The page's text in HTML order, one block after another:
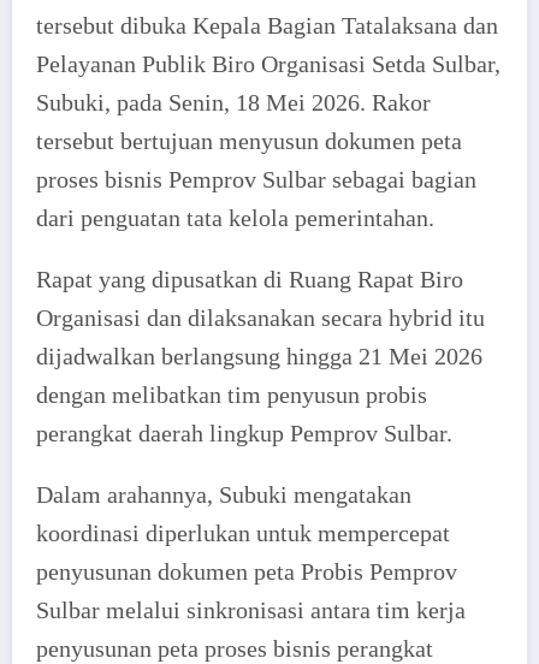
tersebut dibuka Kepala Bagian Tatalaksana dan
Pelayanan Publik Biro Organisasi Setda Sulbar,
Subuki, pada Senin, 18 Mei 2026. Rakor
tersebut bertujuan menyusun dokumen peta
proses bisnis Pemprov Sulbar sebagai bagian
dari penguatan tata kelola pemerintahan.
Rapat yang dipusatkan di Ruang Rapat Biro
Organisasi dan dilaksanakan secara hybrid itu
dijadwalkan berlangsung hingga 21 Mei 2026
dengan melibatkan tim penyusun probis
perangkat daerah lingkup Pemprov Sulbar.
Dalam arahannya, Subuki mengatakan
koordinasi diperlukan untuk mempercepat
penyusunan dokumen peta Probis Pemprov
Sulbar melalui sinkronisasi antara tim kerja
penyusunan peta proses bisnis perangkat